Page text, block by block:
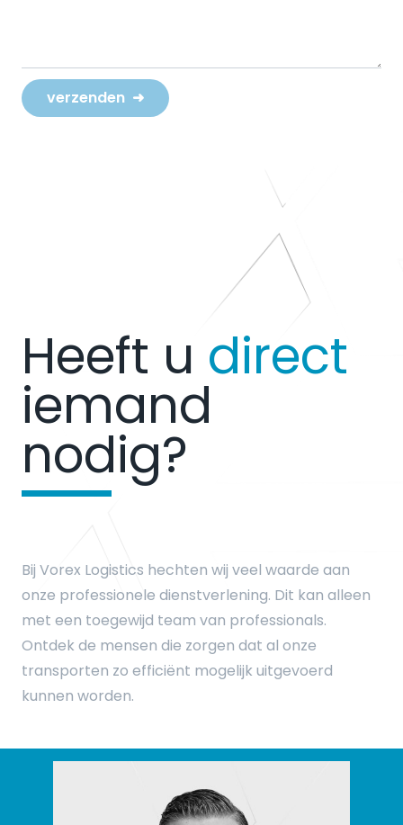
verzenden ➜
Heeft u direct
iemand
nodig?
Bij Vorex Logistics hechten wij veel waarde aan
onze professionele dienstverlening. Dit kan alleen
met een toegewijd team van professionals.
Ontdek de mensen die zorgen dat al onze
transporten zo efficiënt mogelijk uitgevoerd
kunnen worden.